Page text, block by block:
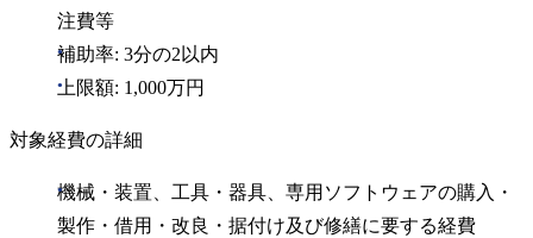
注費等
補助率: 3分の2以内
上限額: 1,000万円
対象経費の詳細
機械・装置、工具・器具、専用ソフトウェアの購入・
製作・借用・改良・据付け及び修繕に要する経費